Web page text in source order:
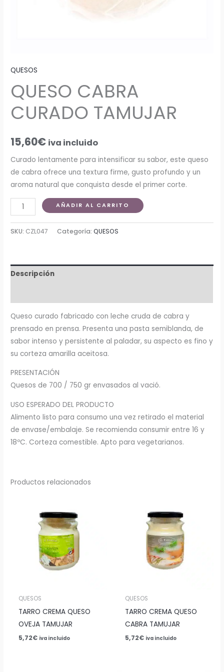
QUESOS
QUESO CABRA
CURADO TAMUJAR
15,60€ iva incluido
Curado lentamente para intensificar su sabor, este queso
de cabra ofrece una textura firme, gusto profundo y un
aroma natural que conquista desde el primer corte.
AÑADIR AL CARRITO
SKU: CZL047 Categoría:QUESOS
Descripción
Queso curado fabricado con leche cruda de cabra y
prensado en prensa. Presenta una pasta semiblanda, de
sabor intenso y persistente al paladar, su aspecto es fino y
su corteza amarilla aceitosa.
PRESENTACIÓN
Quesos de 700 / 750 gr envasados al vació.
USO ESPERADO DEL PRODUCTO
Alimento listo para consumo una vez retirado el material
de envase/embalaje. Se recomienda consumir entre 16 y
18ºC. Corteza comestible. Apto para vegetarianos.
Productos relacionados
QUESOS
TARRO CREMA QUESO
OVEJA TAMUJAR
5,72€ iva incluido
QUESOS
TARRO CREMA QUESO
CABRA TAMUJAR
5,72€ iva incluido